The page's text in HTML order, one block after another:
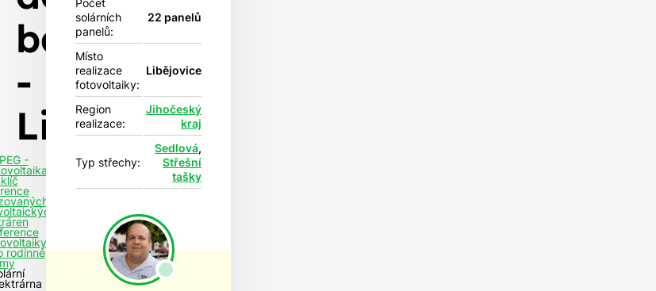
baterií
-
Libějovice
-
rodinné
Počet
solárních
panelů:
22 panelů
Místo
realizace
fotovoltaiky:
Libějovice
Region
realizace:
Jihočeský
kraj
Typ střechy:
Sedlová,
Střešní
tašky